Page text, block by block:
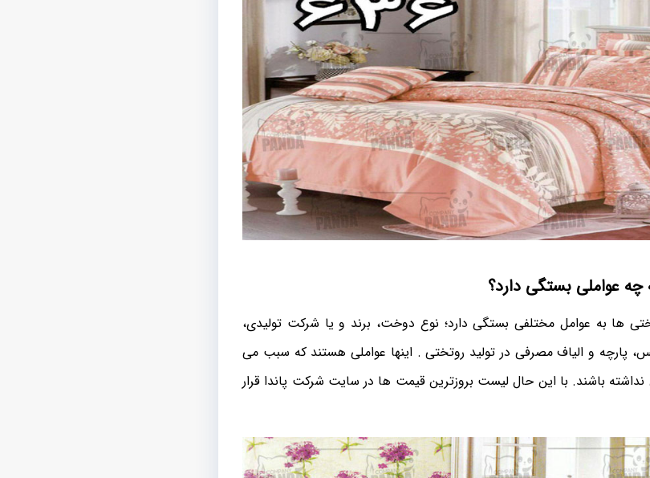
چه عواملی بستگی دارد؟
ها به عوامل مختلفی بستگی دارد؛ نوع دوخت، برند و یا شرکت تولیدی،
پارچه و الیاف مصرفی در تولید روتختی . اینها عواملی هستند که سبب می
باشند. با این حال لیست بروزترین قیمت ها در سایت شرکت پاندا قرار